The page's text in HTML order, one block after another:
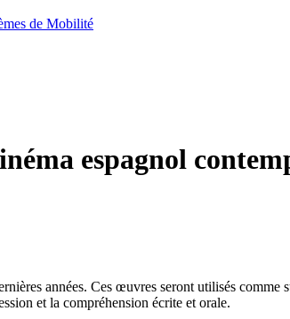
de Mobilité
espagnol
années. Ces œuvres seront utilisés
et la compréhension écrite et orale.